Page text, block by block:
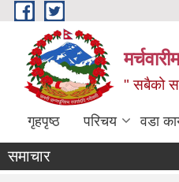
Skip to main content
" सबैको
गृहपृष्ठ परिचय वडा
समाचार